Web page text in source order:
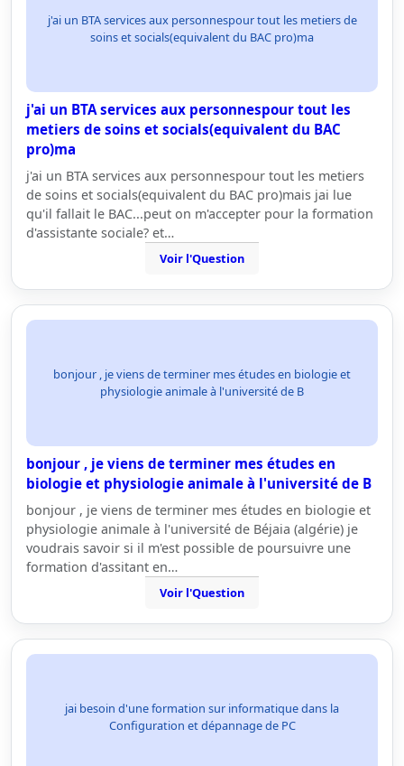
j'ai un BTA services aux personnespour tout les metiers de
soins et socials(equivalent du BAC pro)ma
j'ai un BTA services aux personnespour tout les
metiers de soins et socials(equivalent du BAC
pro)ma
j'ai un BTA services aux personnespour tout les metiers
de soins et socials(equivalent du BAC pro)mais jai lue
qu'il fallait le BAC...peut on m'accepter pour la formation
d'assistante sociale? et…
Voir l'Question
bonjour , je viens de terminer mes études en biologie et
physiologie animale à l'université de B
bonjour , je viens de terminer mes études en
biologie et physiologie animale à l'université de B
bonjour , je viens de terminer mes études en biologie et
physiologie animale à l'université de Béjaia (algérie) je
voudrais savoir si il m'est possible de poursuivre une
formation d'assitant en…
Voir l'Question
jai besoin d'une formation sur informatique dans la
Configuration et dépannage de PC